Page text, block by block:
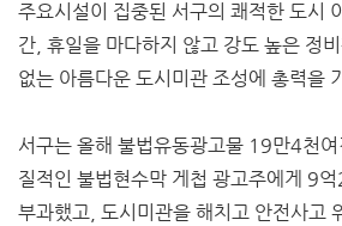
주요시설이 집중된 서구의 쾌적한 도시
간, 휴일을 마다하지 않고 강도 높은 정
없는 아름다운 도시미관 조성에 총력을
서구는 올해 불법유동광고물 19만4천
질적인 불법현수막 게첩 광고주에게 9
부과했고, 도시미관을 해치고 안전사고